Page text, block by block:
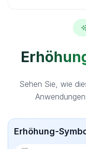
Sehen Sie, wie
Erhöhung-